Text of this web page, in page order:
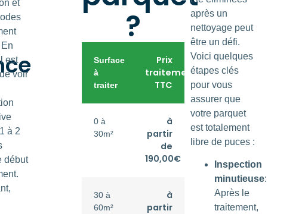
et
est
voir
à 2
début
?
Surface
à
traiter
Prix
traitement
TTC
0 à
30m²
à
partir
de
190,00€
30 à
60m²
à
partir
après un
nettoyage peut
être un défi.
Voici quelques
étapes clés
pour vous
assurer que
votre parquet
est totalement
libre de puces :
Inspection
minutieuse:
Après le
traitement,